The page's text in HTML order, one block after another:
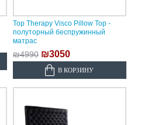
Top Therapy Visco Pillow Top -
полуторный беспружинный
матрас
₪4990 ₪3050
В КОРЗИНУ